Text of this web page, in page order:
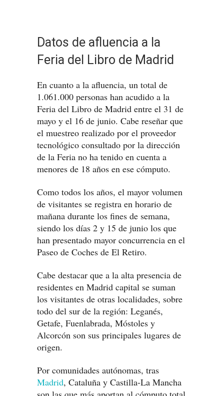
Datos de afluencia a la
Feria del Libro de Madrid
En cuanto a la afluencia, un total de
1.061.000 personas han acudido a la
Feria del Libro de Madrid entre el 31 de
mayo y el 16 de junio. Cabe reseñar que
el muestreo realizado por el proveedor
tecnológico consultado por la dirección
de la Feria no ha tenido en cuenta a
menores de 18 años en ese cómputo.
Como todos los años, el mayor volumen
de visitantes se registra en horario de
mañana durante los fines de semana,
siendo los días 2 y 15 de junio los que
han presentado mayor concurrencia en el
Paseo de Coches de El Retiro.
Cabe destacar que a la alta presencia de
residentes en Madrid capital se suman
los visitantes de otras localidades, sobre
todo del sur de la región: Leganés,
Getafe, Fuenlabrada, Móstoles y
Alcorcón son sus principales lugares de
origen.
Por comunidades autónomas, tras
Madrid, Cataluña y Castilla-La Mancha